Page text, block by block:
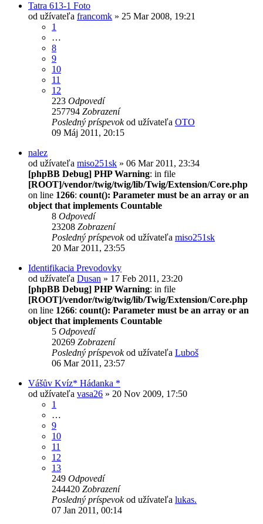
Tatra 613-1 Foto
od užívateľa francomk » 25 Mar 2008, 19:21
1
…
8
9
10
11
12
223 Odpovedí
257794 Zobrazení
Posledný príspevokod užívateľa OTO
09 Máj 2011, 20:15
nalez
od užívateľa miso251sk » 06 Mar 2011, 23:34
[phpBB Debug] PHP Warning: in file
[ROOT]/vendor/twig/twig/lib/Twig/Extension/Core.php
on line 1266: count(): Parameter must be an array or an
object that implements Countable
8 Odpovedí
23208 Zobrazení
Posledný príspevokod užívateľa miso251sk
20 Mar 2011, 23:55
Identifikacia Prevodovky
od užívateľa Dusan » 17 Feb 2011, 23:20
[phpBB Debug] PHP Warning: in file
[ROOT]/vendor/twig/twig/lib/Twig/Extension/Core.php
on line 1266: count(): Parameter must be an array or an
object that implements Countable
5 Odpovedí
20269 Zobrazení
Posledný príspevokod užívateľa Luboš
06 Mar 2011, 23:57
Vášův Kvíz* Hádanka *
od užívateľa vasa26 » 20 Nov 2009, 17:50
1
…
9
10
11
12
13
249 Odpovedí
244420 Zobrazení
Posledný príspevokod užívateľa lukas.
07 Jan 2011, 00:14